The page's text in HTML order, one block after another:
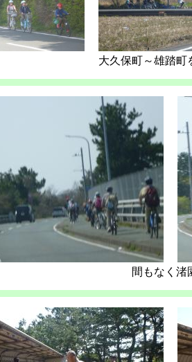
大久保町～雄踏町
間もなく渚